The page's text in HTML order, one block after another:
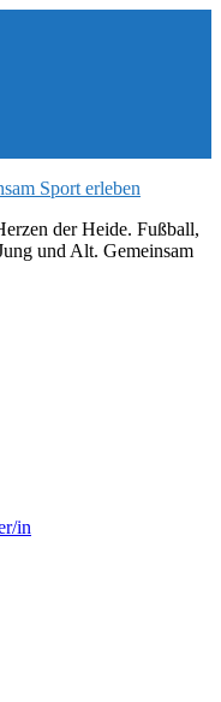
Sport erleben
der Heide. Fußball,
und Alt. Gemeinsam
in